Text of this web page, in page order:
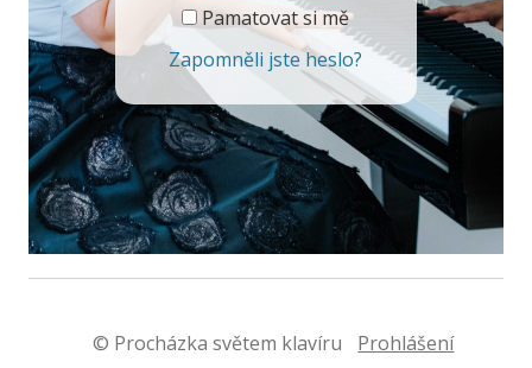
Pamatovat si mě
Zapomněli jste heslo?
© Procházka světem klavíru Prohlášení